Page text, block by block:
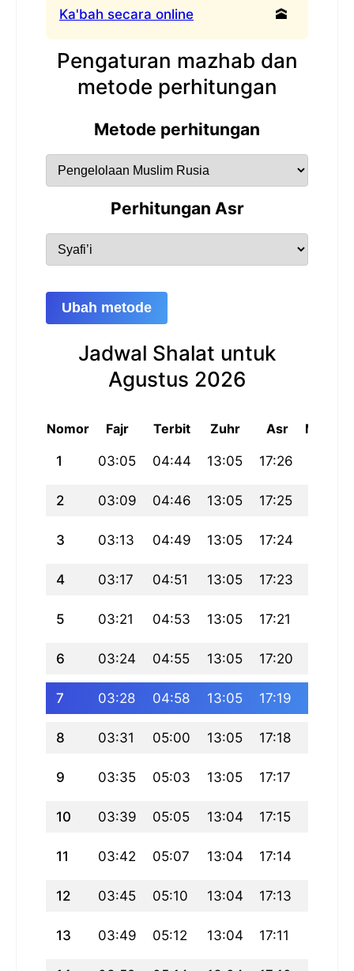
Ka'bah secara online
🕋
Pengaturan mazhab dan
metode perhitungan
Metode perhitungan
Perhitungan Asr
Ubah metode
Jadwal Shalat untuk
Agustus 2026
Nomor Fajr Terbit Zuhr Asr
1 03:05 04:44 13:05 17:26
2 03:09 04:46 13:05 17:25
3 03:13 04:49 13:05 17:24
4 03:17 04:51 13:05 17:23
5 03:21 04:53 13:05 17:21
6 03:24 04:55 13:05 17:20
7 03:28 04:58 13:05 17:19
8 03:31 05:00 13:05 17:18
9 03:35 05:03 13:05 17:17
10 03:39 05:05 13:04 17:15
11 03:42 05:07 13:04 17:14
12 03:45 05:10 13:04 17:13
13 03:49 05:12 13:04 17:11